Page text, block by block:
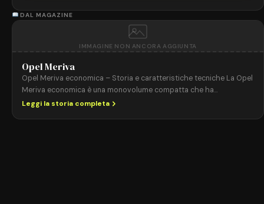
DAL MAGAZINE
IMMAGINE NON ANCORA AGGIUNTA
Opel Meriva
Opel Meriva economica – Storia e caratteristiche tecniche La Opel
Meriva economica è una monovolume compatta che ha
conquistato il mercato europeo per la sua praticità, flessibilità
Leggi la storia completa